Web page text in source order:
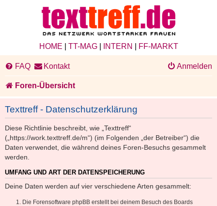
HOME TT-MAG| INTERN FF-MARKT
FAQ Kontakt Anmelden
Foren-Übersicht
Texttreff - Datenschutzerklärung
Diese Richtlinie beschreibt, wie „Texttreff“
(„https://work.texttreff.de/m“) (im Folgenden „der Betreiber“) die
Daten verwendet, die während deines Foren-Besuchs gesammelt
werden.
UMFANG UND ART DER DATENSPEICHERUNG
Deine Daten werden auf vier verschiedene Arten gesammelt:
Die Forensoftware phpBB erstellt bei deinem Besuch des Boards